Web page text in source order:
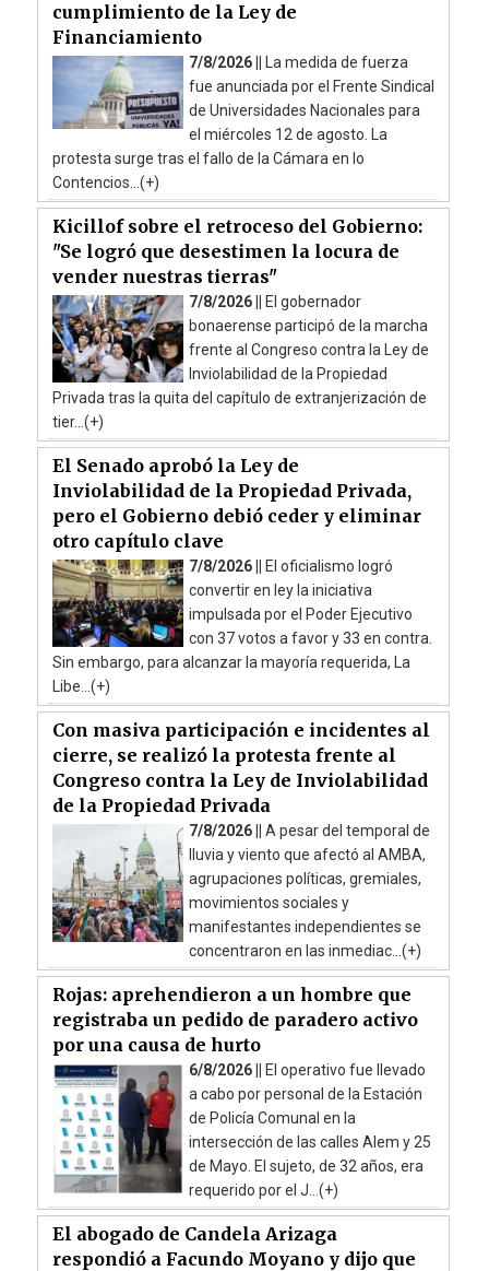
cumplimiento de la Ley de
Financiamiento
7/8/2026 ||
La medida de fuerza
fue anunciada por el Frente Sindical
de Universidades Nacionales para
el miércoles 12 de agosto. La
protesta surge tras el fallo de la Cámara en lo
Contencios...(+)
Kicillof sobre el retroceso del Gobierno:
"Se logró que desestimen la locura de
vender nuestras tierras"
7/8/2026 ||
El gobernador
bonaerense participó de la marcha
frente al Congreso contra la Ley de
Inviolabilidad de la Propiedad
Privada tras la quita del capítulo de extranjerización de
tier...(+)
El Senado aprobó la Ley de
Inviolabilidad de la Propiedad Privada,
pero el Gobierno debió ceder y eliminar
otro capítulo clave
7/8/2026 ||
El oficialismo logró
convertir en ley la iniciativa
impulsada por el Poder Ejecutivo
con 37 votos a favor y 33 en contra.
Sin embargo, para alcanzar la mayoría requerida, La
Libe...(+)
Con masiva participación e incidentes al
cierre, se realizó la protesta frente al
Congreso contra la Ley de Inviolabilidad
de la Propiedad Privada
7/8/2026 || A pesar del temporal de
lluvia y viento que afectó al AMBA,
agrupaciones políticas, gremiales,
movimientos sociales y
manifestantes independientes se
concentraron en las inmediac...(+)
Rojas: aprehendieron a un hombre que
registraba un pedido de paradero activo
por una causa de hurto
6/8/2026 ||
El operativo fue llevado
a cabo por personal de la Estación
de Policía Comunal en la
intersección de las calles Alem y 25
de Mayo. El sujeto, de 32 años, era
requerido por el J...(+)
El abogado de Candela Arizaga
respondió a Facundo Moyano y dijo que